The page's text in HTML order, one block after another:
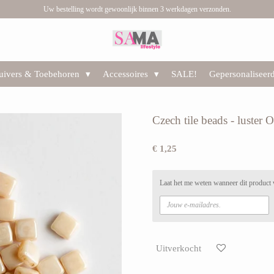
Uw bestelling wordt gewoonlijk binnen 3 werkdagen verzonden.
& Toebehoren Accessoires SALE!
Czech tile beads - luster
€ 1,25
Laat het me weten wanneer dit
Uitverkocht